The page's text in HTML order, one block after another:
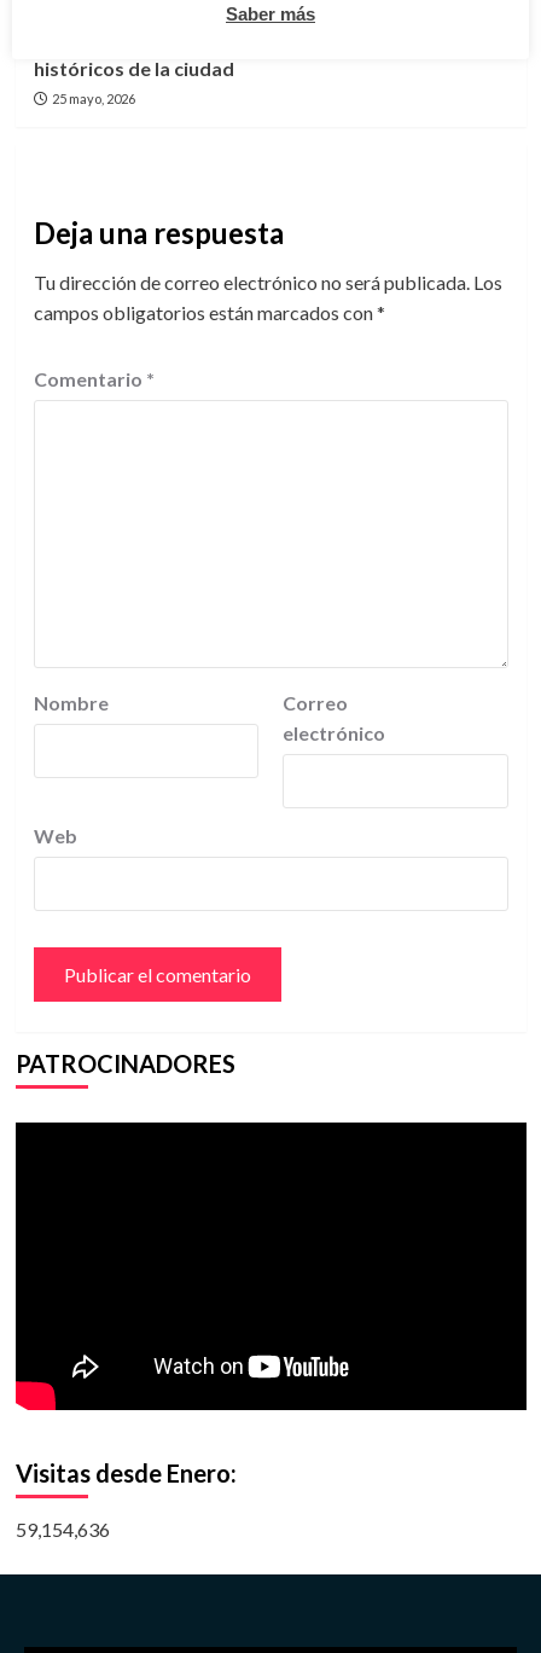
Gobierno de Tampico interviene en restauración de
históricos de la ciudad
25 mayo, 2026
Deja una respuesta
Tu dirección de correo electrónico no será publicada. Los
campos obligatorios están marcados con*
Comentario *
Nombre
Correo
electrónico
Web
PATROCINADORES
Visitas desde Enero:
59,154,636
Saber más